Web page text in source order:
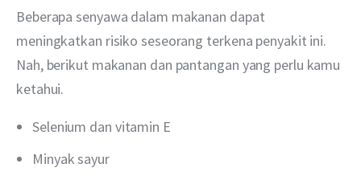
Beberapa senyawa dalam makanan dapat
meningkatkan risiko seseorang terkena penyakit ini.
Nah, berikut makanan dan pantangan yang perlu kamu
ketahui.
Selenium dan vitamin E
Minyak sayur